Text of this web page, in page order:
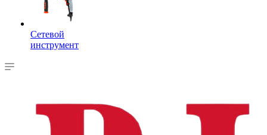
Сетевой
инструмент